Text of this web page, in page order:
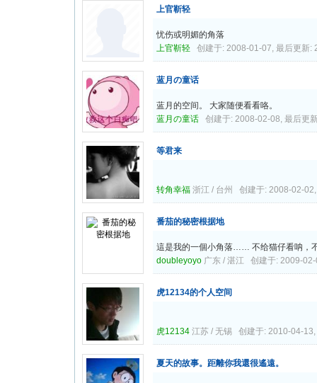
上官靳轻
忧伤或明媚的角落
上官靳轻 创建于: 2008-01-07, 最后更新:
蓝月の童话
蓝月的空间。 大家随便看看咯。
蓝月の童话 创建于: 2008-02-08, 最后更
等君来
转角幸福 浙江 / 台州 创建于: 2008-02-
番茄的秘密根据地
這是我的一個小角落…… 不给猫仔看呐，
doubleyoyo 广东 / 湛江 创建于: 2009-
虎12134的个人空间
虎12134 江苏 / 无锡 创建于: 2010-04-
夏天的故事。距離你我還很遙遠。